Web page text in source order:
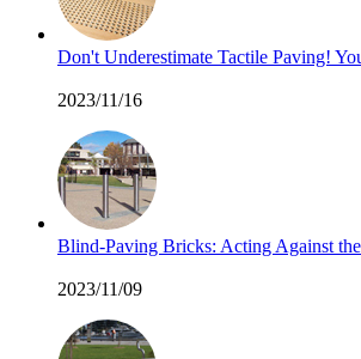
Don't Underestimate Tactile Paving!
2023/11/16
Blind-Paving Bricks: Acting Against
2023/11/09